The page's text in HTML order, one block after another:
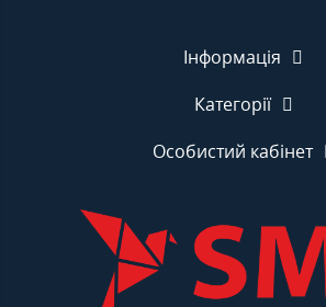
Інформація
Категорії
Особистий кабінет